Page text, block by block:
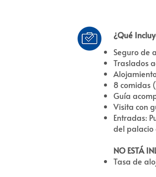
Seguro de
Traslados
8 comidas
Guía
Visita con
Entradas:
del palacio
NO ESTÁ
Tasa de
¿Qué